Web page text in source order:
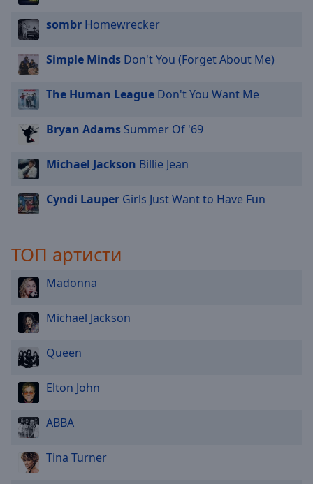
sombr Homewrecker
Simple Minds Don't You (Forget About Me)
The Human League Don't You Want Me
Bryan Adams Summer Of '69
Michael Jackson Billie Jean
Cyndi Lauper Girls Just Want to Have Fun
ТОП артисти
Madonna
Michael Jackson
Queen
Elton John
ABBA
Tina Turner